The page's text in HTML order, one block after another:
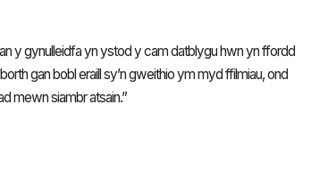
y gynulleidfa yn ystod y cam datblygu hwn yn ffordd
gan bobl eraill sy’n gweithio ym myd ffilmiau, ond
mewn siambr atsain.”